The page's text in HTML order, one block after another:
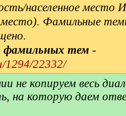
населенное
место). Фамильные
фамильных тем -
1294/22332/
не копируем весь
на которую даем